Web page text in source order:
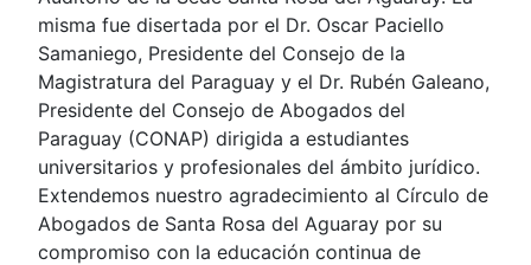
misma fue disertada por el Dr. Oscar Paciello
Samaniego, Presidente del Consejo de la
Magistratura del Paraguay y el Dr. Rubén Galeano,
Presidente del Consejo de Abogados del
Paraguay (CONAP) dirigida a estudiantes
universitarios y profesionales del ámbito jurídico.
Extendemos nuestro agradecimiento al Círculo de
Abogados de Santa Rosa del Aguaray por su
compromiso con la educación continua de